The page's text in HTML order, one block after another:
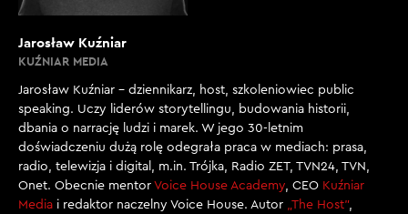
Jarosław Kuźniar
KUŹNIAR MEDIA
Jarosław Kuźniar – dziennikarz, host, szkoleniowiec public
speaking. Uczy liderów storytellingu, budowania historii,
dbania o narrację ludzi i marek. W jego 30-letnim
doświadczeniu dużą rolę odegrała praca w mediach: prasa,
radio, telewizja i digital, m.in. Trójka, Radio ZET, TVN24, TVN,
Onet. Obecnie mentor Voice House Academy, CEO Kuźniar
Media i redaktor naczelny Voice House. Autor „The Host”,